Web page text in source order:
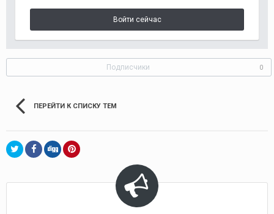
Войти сейчас
Подписчики 0
ПЕРЕЙТИ К СПИСКУ ТЕМ